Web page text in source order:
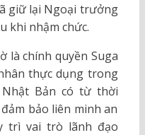
giữ lại Ngoại trưởng
khi nhậm chức.
là chính quyền Suga
thực dụng trong
Bản có từ thời
bảo liên minh an
trì vai trò lãnh đạo